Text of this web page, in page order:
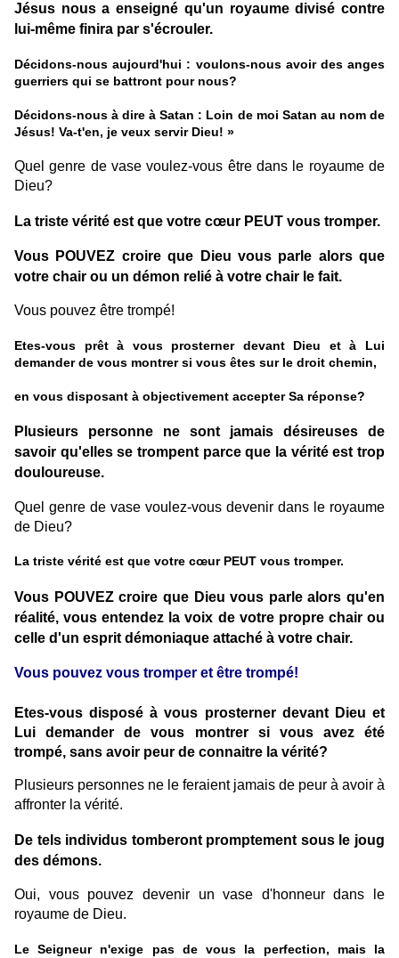
Jésus nous a enseigné qu'un royaume divisé contre
lui-même finira par s'écrouler.
Décidons-nous aujourd'hui : voulons-nous avoir des anges
guerriers qui se battront pour nous?
Décidons-nous à dire à Satan : Loin de moi Satan au nom de
Jésus! Va-t'en, je veux servir Dieu! »
Quel genre de vase voulez-vous être dans le royaume de
Dieu?
La triste vérité est que votre cœur PEUT vous tromper.
Vous POUVEZ croire que Dieu vous parle alors que
votre chair ou un démon relié à votre chair le fait.
Vous pouvez être trompé!
Etes-vous prêt à vous prosterner devant Dieu et à Lui
demander de vous montrer si vous êtes sur le droit chemin,
en vous disposant à objectivement accepter Sa réponse?
Plusieurs personne ne sont jamais désireuses de
savoir qu'elles se trompent parce que la vérité est trop
douloureuse.
Quel genre de vase voulez-vous devenir dans le royaume
de Dieu?
La triste vérité est que votre cœur PEUT vous tromper.
Vous POUVEZ croire que Dieu vous parle alors qu'en
réalité, vous entendez la voix de votre propre chair ou
celle d'un esprit démoniaque attaché à votre chair.
Vous pouvez vous tromper et être trompé!
Etes-vous disposé à vous prosterner devant Dieu et
Lui demander de vous montrer si vous avez été
trompé, sans avoir peur de connaitre la vérité?
Plusieurs personnes ne le feraient jamais de peur à avoir à
affronter la vérité.
De tels individus tomberont promptement sous le joug
des démons.
Oui, vous pouvez devenir un vase d'honneur dans le
royaume de Dieu.
Le Seigneur n'exige pas de vous la perfection, mais la